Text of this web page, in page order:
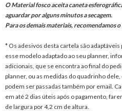
O Material fosco aceita caneta
aguardar por alguns minutos a secagem.
Para os demais materiais, recomendamos
* Os adesivos desta cartela são
esse modelo adaptado ao seu planner,
adicionais, que se encontra ao final do
planner, ou as medidas do quadrinho
podem ser passadas também por email.
em até 2 dias úteis após o pagamento,
de largura por 4,2 cm de altura.